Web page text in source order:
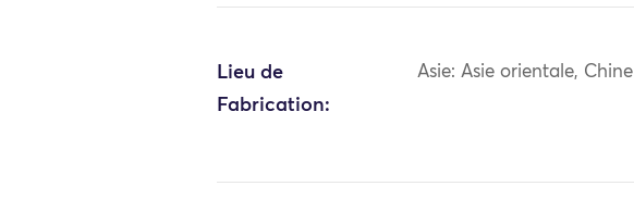
Lieu de
Fabrication:
Asie: Asie orientale, Chine